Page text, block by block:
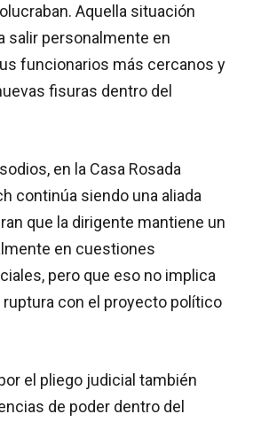
Aquella situación
salir personalmente en
funcionarios más cercanos y
fisuras dentro del
en la Casa Rosada
continúa siendo una aliada
que la dirigente mantiene un
en cuestiones
pero que eso no implica
con el proyecto político
el pliego judicial también
de poder dentro del